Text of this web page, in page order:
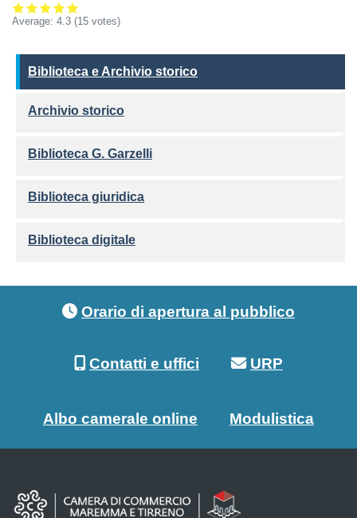
Average: 4.3 (15 votes)
Biblioteca e Archivio storico
Biblioteca e Archivio storico
Archivio storico
Biblioteca G. Garzelli
Biblioteca giuridica
Biblioteca digitale
Orario di apertura al pubblico
Contatti e uffici URP
Albo camerale online Modulistica